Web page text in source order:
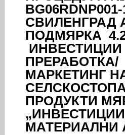
СВИЛЕНГРАД
ПОДМЯРКА
ИНВЕСТИЦИИ
ПРЕРАБОТКА/
МАРКЕТИНГ
ПРОДУКТИ
МАТЕРИАЛНИ